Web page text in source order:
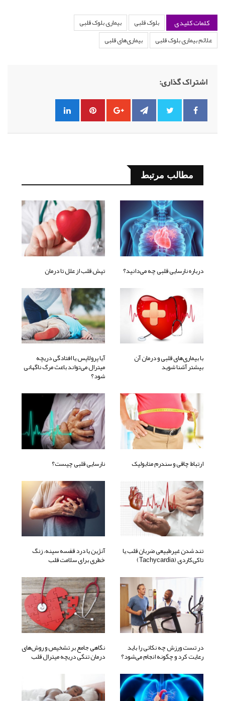
کلمات کلیدی بلوک قلبی
بیماری بلوک قلبی
علائم بیماری بلوک قلبی
بیماری‌های قلبی
اشتراک گذاری:
مطالب مرتبط
درباره نارسایی قلبی چه می‌دانید؟ تپش قلب از علل تا درمان
با بیماری‌های قلبی و درمان آن
بیشتر آشنا شوید
آیا پرولاپس یا افتادگی دریچه
میترال می‌تواند باعث مرگ ناگهانی
شود؟
ارتباط چاقی و سندرم متابولیک نارسایی قلبی چیست؟
تند شدن‌ غیرطبیعی ضربان‌ قلب‌ یا
تاکی‌کاردی (tachycardia)
آنژین یا درد قفسه سینه، زنگ
خطری برای سلامت قلب
در تست ورزش چه نکاتی را باید
رعایت کرد و چگونه انجام می‌شود؟
نگاهی جامع بر تشخیص و روش‌های
درمان تنگی دریچه میترال قلب